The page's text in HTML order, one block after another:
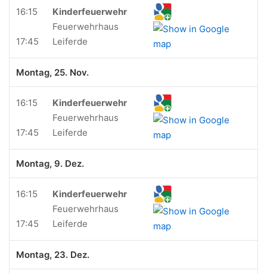
16:15
17:45
Kinderfeuerwehr
Feuerwehrhaus
Leiferde
Montag, 25. Nov.
16:15
17:45
Kinderfeuerwehr
Feuerwehrhaus
Leiferde
Montag, 9. Dez.
16:15
17:45
Kinderfeuerwehr
Feuerwehrhaus
Leiferde
Montag, 23. Dez.